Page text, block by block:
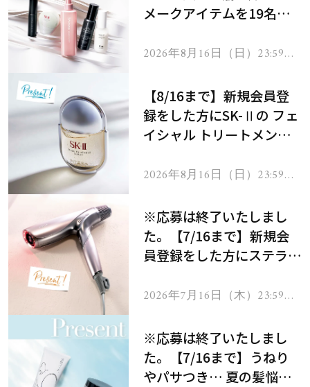
メークアイテムを19名様
2026年8月16日（日）23:59ま
【8/16まで】新規会員登
録をした方にSK-Ⅱの フェ
イシャル トリートメント
2026年8月16日（日）23:59ま
※応募は終了いたしまし
た。【7/16まで】新規会
員登録をした方にステラボ
ヘアドライヤー ジュエル
2026年7月16日（木）23:59ま
※応募は終了いたしまし
た。【7/16まで】うねり
やパサつき… 夏の髪悩み